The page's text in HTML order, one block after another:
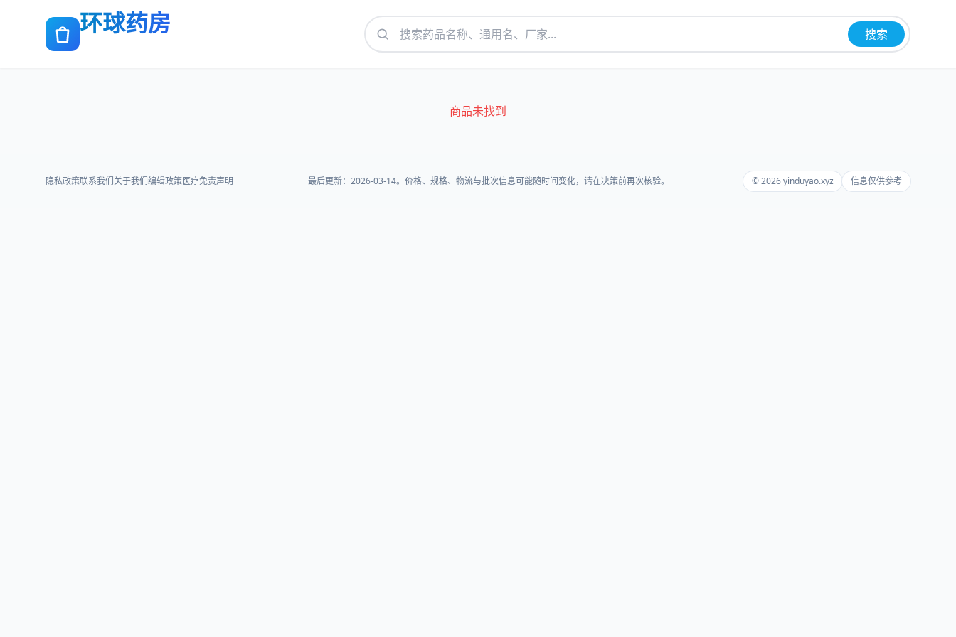
环球药房 搜索
商品未找到
隐私政策联系我们关于我们编辑政策医疗免责声明 最后更新：2026-03-14。价格、规格、物流与批次信息可能随时间变化，请在决策前再次核验。 © 2026 yinduyao.xyz 信息仅供参考